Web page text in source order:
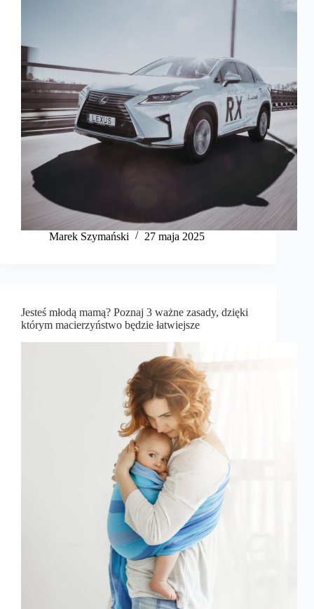
Marek Szymański​ 27 maja 2025
Jesteś młodą mamą? Poznaj 3 ważne zasady, dzięki
którym macierzyństwo będzie łatwiejsze